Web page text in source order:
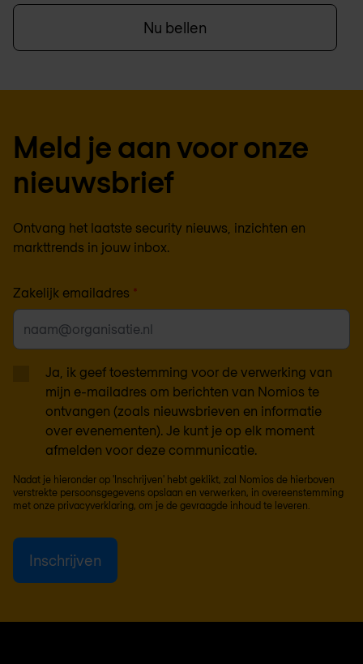
Nu bellen
Meld je aan voor onze
nieuwsbrief
Ontvang het laatste security nieuws, inzichten en
markttrends in jouw inbox.
Zakelijk emailadres *
Ja, ik geef toestemming voor de verwerking van
mijn e-mailadres om berichten van Nomios te
ontvangen (zoals nieuwsbrieven en informatie
over evenementen). Je kunt je op elk moment
afmelden voor deze communicatie.
Nadat je hieronder op 'Inschrijven' hebt geklikt, zal Nomios de hierboven
verstrekte persoonsgegevens opslaan en verwerken, in overeenstemming
met onze privacyverklaring, om je de gevraagde inhoud te leveren.